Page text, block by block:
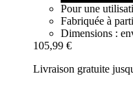
Pour une
Fabriquée à
Dimensions :
105,99 €
Livraison gratuite